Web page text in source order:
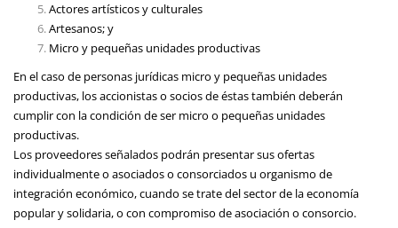
Actores artísticos y culturales
Artesanos; y
Micro y pequeñas unidades productivas
En el caso de personas jurídicas micro y pequeñas unidades
productivas, los accionistas o socios de éstas también deberán
cumplir con la condición de ser micro o pequeñas unidades
productivas.
Los proveedores señalados podrán presentar sus ofertas
individualmente o asociados o consorciados u organismo de
integración económico, cuando se trate del sector de la economía
popular y solidaria, o con compromiso de asociación o consorcio.